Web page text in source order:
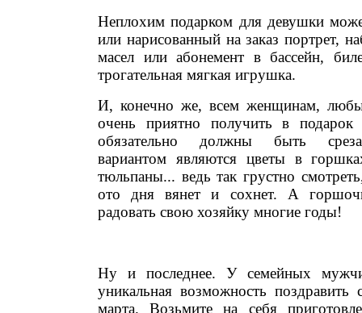
Неплохим подарком для девушки
или нарисованный на заказ портрет,
масел или абонемент в бассейн,
трогательная мягкая игрушка.
И, конечно же, всем женщинам,
очень приятно получить в
обязательно должны быть
вариантом являются цветы в
тюльпаны... ведь так грустно
ото дня вянет и сохнет. А
радовать свою хозяйку многие годы!
Ну и последнее. У семейных
уникальная возможность
марта. Возьмите на себя